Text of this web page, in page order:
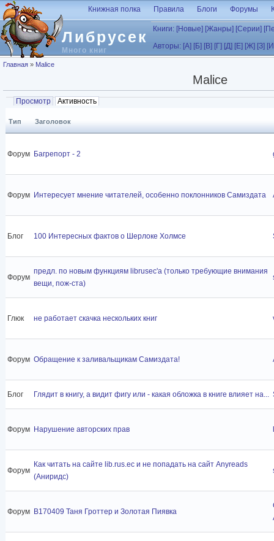
Перейти к основному содержанию
Либрусек
Много книг
Книжная полка Правила Блоги Форумы
Книги: [Новые] [Жанры] [Серии]
Авторы: [А] [Б] [В] [Г] [Д] [Е] [Ж] [З]
Вы здесь
Главная » Malice
Malice
Главные вкладки
Просмотр Активность
Тип Заголовок
Форум Багрепорт - 2
Форум Интересует мнение читателей, особенно поклонников Самиздата
Блог 100 Интересных фактов о Шерлоке Холмсе
Форум
предл. по новым функциям librusec'а (только требующие внимания
вещи, пож-ста)
Глюк не работает скачка нескольких книг
Форум Обращение к заливальщикам Самиздата!
Блог Глядит в книгу, а видит фигу или - какая обложка в книге влияет на...
Форум Нарушение авторских прав
Форум
Как читать на сайте lib.rus.ec и не попадать на сайт Anyreads
(Аниридс)
Форум B170409 Таня Гроттер и Золотая Пиявка